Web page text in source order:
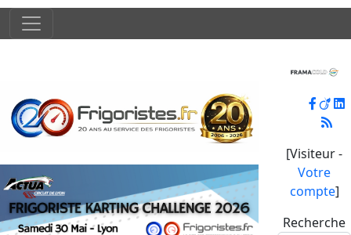
[Visiteur -
Votre
compte]
Recherche